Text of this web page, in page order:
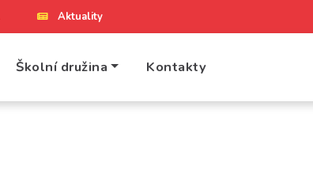
Aktuality
Školní družina Kontakty